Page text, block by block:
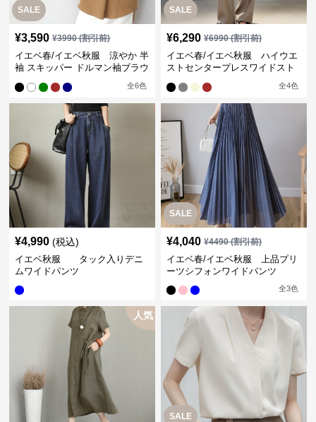
SALE
¥3,590 ¥3990(割引前)
イエベ春/イエベ秋服 涼やか 半
袖 スキッパー ドルマン袖ブラウ
全6色
SALE
¥6,290 ¥6990(割引前)
イエベ春/イエベ秋服 ハイウエ
ストセンタープレスワイドスト
全4色
¥4,990 (税込)
イエベ秋服 タック入りデニ
ムワイドパンツ
SALE
¥4,040 ¥4490(割引前)
イエベ春/イエベ秋服 上品プリ
ーツシフォンワイドパンツ
全3色
人気
SALE